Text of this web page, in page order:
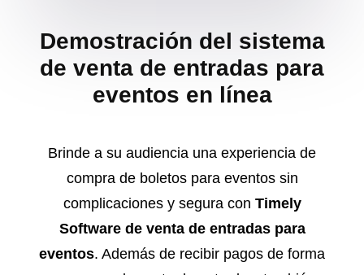
Demostración del sistema
de venta de entradas para
eventos en línea
Brinde a su audiencia una experiencia de
compra de boletos para eventos sin
complicaciones y segura con Timely
Software de venta de entradas para
eventos. Además de recibir pagos de forma